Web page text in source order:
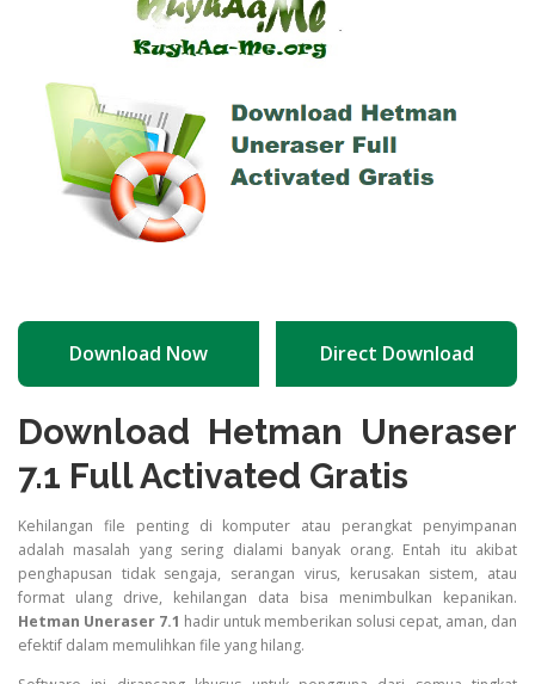
Download Now Direct Download
Download Hetman Uneraser
7.1 Full Activated Gratis
Kehilangan file penting di komputer atau perangkat penyimpanan
adalah masalah yang sering dialami banyak orang. Entah itu akibat
penghapusan tidak sengaja, serangan virus, kerusakan sistem, atau
format ulang drive, kehilangan data bisa menimbulkan kepanikan.
Hetman Uneraser 7.1 hadir untuk memberikan solusi cepat, aman, dan
efektif dalam memulihkan file yang hilang.